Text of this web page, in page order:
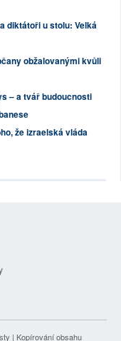
diktátoři u stolu: Velká
obžalovanými kvůli
– a tvář budoucnosti
že izraelská vláda
| Kopírování obsahu